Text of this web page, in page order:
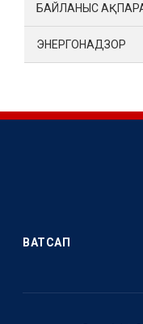
БАЙЛАНЫС
ЭНЕРГОНАДЗОР
ВАТСАП